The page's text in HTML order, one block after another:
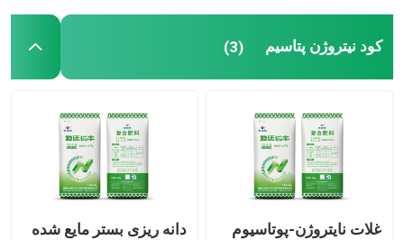
کود نیتروژن پتاسیم (3)
غلات نایتروژن-پوتاسیوم
دانه ریزی بستر مایع شده